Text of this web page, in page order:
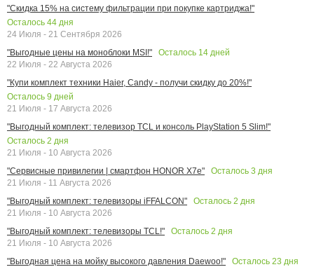
"Скидка 15% на систему фильтрации при покупке картриджа!"
Осталось 44 дня
24 Июля - 21 Сентября 2026
"Выгодные цены на моноблоки MSI!"
Осталось 14 дней
22 Июля - 22 Августа 2026
"Купи комплект техники Haier, Candy - получи скидку до 20%!"
Осталось 9 дней
21 Июля - 17 Августа 2026
"Выгодный комплект: телевизор TCL и консоль PlayStation 5 Slim!"
Осталось 2 дня
21 Июля - 10 Августа 2026
"Сервисные привилегии | смартфон HONOR X7e"
Осталось 3 дня
21 Июля - 11 Августа 2026
"Выгодный комплект: телевизоры iFFALCON"
Осталось 2 дня
21 Июля - 10 Августа 2026
"Выгодный комплект: телевизоры TCL!"
Осталось 2 дня
21 Июля - 10 Августа 2026
"Выгодная цена на мойку высокого давления Daewoo!"
Осталось 23 дня